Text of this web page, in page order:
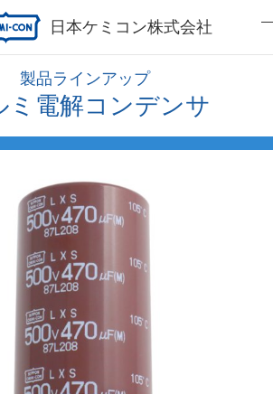
日本ケミコン株式会社
製品ラインアップ
ミ電解コンデンサ